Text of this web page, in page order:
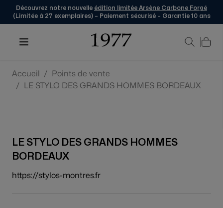
Découvrez notre nouvelle édition limitée Arsène Carbone Forgé
(Limitée à 27 exemplaires) – Paiement sécurisé – Garantie 10 ans
Accueil / Points de vente
/ LE STYLO DES GRANDS HOMMES BORDEAUX
LE STYLO DES GRANDS HOMMES
BORDEAUX
https://stylos-montres.fr